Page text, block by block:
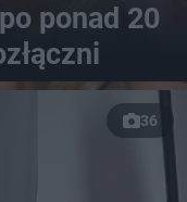
ponad 20
36